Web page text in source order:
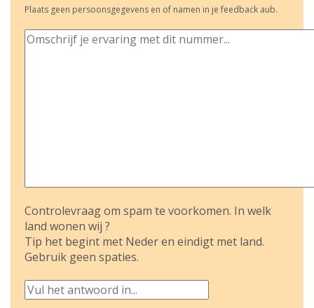
Plaats geen persoonsgegevens en of namen in je feedback aub.
Controlevraag om spam te voorkomen. In welk
land wonen wij ?
Tip het begint met Neder en eindigt met land.
Gebruik geen spaties.